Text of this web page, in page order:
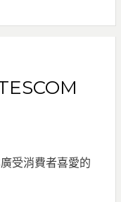
受消費者喜愛的